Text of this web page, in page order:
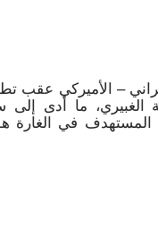
– الأميركي عقب
الغبيري، ما أدى
إلى أن